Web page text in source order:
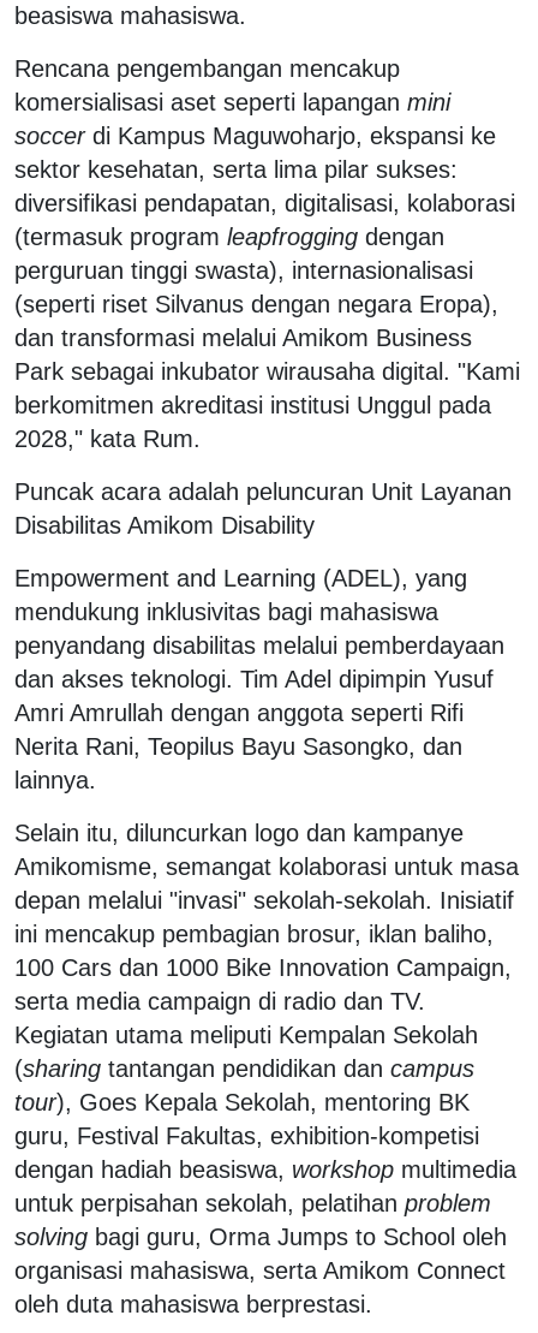
beasiswa mahasiswa.
Rencana pengembangan mencakup
komersialisasi aset seperti lapangan mini
soccerdi Kampus Maguwoharjo, ekspansi ke
sektor kesehatan, serta lima pilar sukses:
diversifikasi pendapatan, digitalisasi, kolaborasi
(termasuk program leapfrogging dengan
perguruan tinggi swasta), internasionalisasi
(seperti riset Silvanus dengan negara Eropa),
dan transformasi melalui Amikom Business
Park sebagai inkubator wirausaha digital. "Kami
berkomitmen akreditasi institusi Unggul pada
2028," kata Rum.
Puncak acara adalah peluncuran Unit Layanan
Disabilitas Amikom Disability
Empowerment and Learning (ADEL), yang
mendukung inklusivitas bagi mahasiswa
penyandang disabilitas melalui pemberdayaan
dan akses teknologi. Tim Adel dipimpin Yusuf
Amri Amrullah dengan anggota seperti Rifi
Nerita Rani, Teopilus Bayu Sasongko, dan
lainnya.
Selain itu, diluncurkan logo dan kampanye
Amikomisme, semangat kolaborasi untuk masa
depan melalui "invasi" sekolah-sekolah. Inisiatif
ini mencakup pembagian brosur, iklan baliho,
100 Cars dan 1000 Bike Innovation Campaign,
serta media campaign di radio dan TV.
Kegiatan utama meliputi Kempalan Sekolah
(sharing tantangan pendidikan dan campus
tour), Goes Kepala Sekolah, mentoring BK
guru, Festival Fakultas, exhibition-kompetisi
dengan hadiah beasiswa, workshop multimedia
untuk perpisahan sekolah, pelatihan problem
solving bagi guru, Orma Jumps to School oleh
organisasi mahasiswa, serta Amikom Connect
oleh duta mahasiswa berprestasi.